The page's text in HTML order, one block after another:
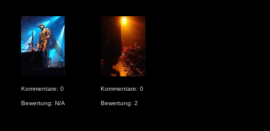
Kommentare: 0
Bewertung: N/A
Kommentare: 0
Bewertung: 2